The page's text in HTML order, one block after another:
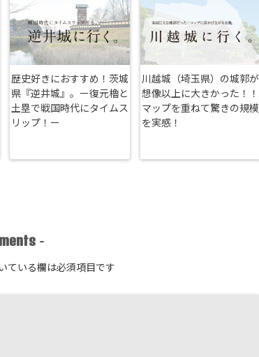
歴史好きにおすすめ！茨城
県『逆井城』。ー復元櫓と
土塁で戦国時代にタイムス
リップ！ー
川越城（埼玉県）の城郭が
想像以上に大きかった！！
マップを重ねて驚きの規模
を実感！
-
ている欄は必須項目です